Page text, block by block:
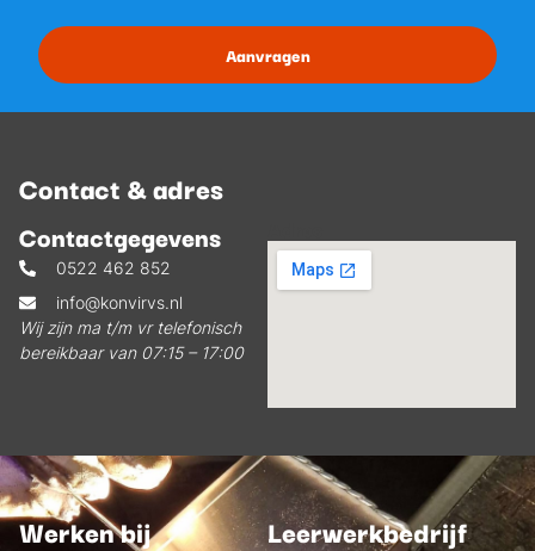
Aanvragen
Contact & adres
Contactgegevens
0522 462 852
info@konvirvs.nl
Wij zijn ma t/m vr telefonisch
bereikbaar van 07:15 – 17:00
Werken bij Leerwerkbedrijf